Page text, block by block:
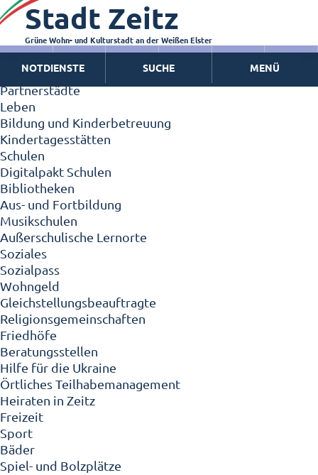
Zeitz - Die Kleinstadt
Willkommen in Zeitz!
Interview mit Oberbürgermeister Christian Thieme
Zeitz - Stadt der Zukunft
Ortschaften
Partnerstädte
Leben
Bildung und Kinderbetreuung
Kindertagesstätten
Schulen
Digitalpakt Schulen
Bibliotheken
Aus- und Fortbildung
Musikschulen
Außerschulische Lernorte
Soziales
Sozialpass
Wohngeld
Gleichstellungsbeauftragte
Religionsgemeinschaften
Friedhöfe
Beratungsstellen
Hilfe für die Ukraine
Örtliches Teilhabemanagement
Heiraten in Zeitz
Freizeit
Sport
Bäder
Spiel- und Bolzplätze
Stadt Zeitz
Grüne Wohn- und Kulturstadt an der Weißen Elster
NOTDIENSTE SUCHE MENÜ